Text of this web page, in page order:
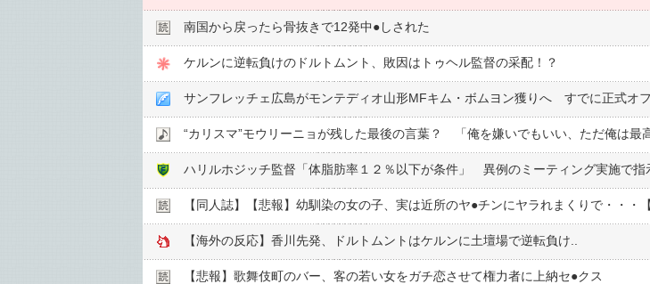
南国から戻ったら骨抜きで12発中●︎しされた
ケルンに逆転負けのドルトムント、敗因はトゥヘル監督の采配！？
サンフレッチェ広島がモンテディオ山形MFキム・ボムヨン獲りへ すでに正式オ
“カリスマ”モウリーニョが残した最後の言葉？ 「俺を嫌いでもいい、ただ俺は最
ハリルホジッチ監督「体脂肪率１２％以下が条件」 異例のミーティング実施で指
【同人誌】【悲報】幼馴染の女の子、実は近所のヤ●︎チンにヤラれまくりで・・・
【海外の反応】香川先発、ドルトムントはケルンに土壇場で逆転負け..
【悲報】歌舞伎町のバー、客の若い女をガチ恋させて権力者に上納セ●︎クス